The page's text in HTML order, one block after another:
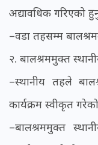
अद्यावधिक गरिएको
–वडा तहसम्म
२. बालश्रममुक्त
–स्थानीय तहले
कार्यक्रम स्वीकृत
–बालश्रममुक्त